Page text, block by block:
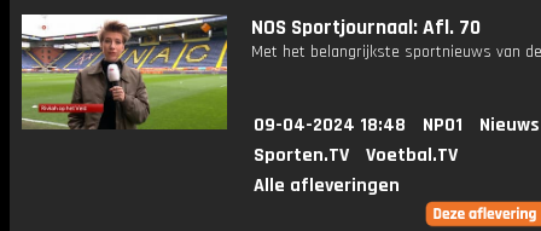
NOS Sportjournaal: Afl. 70
Met het belangrijkste sportnieuws van
09-04-2024 18:48 NPO1
Sporten.TV
Voetbal.TV
Alle afleveringen